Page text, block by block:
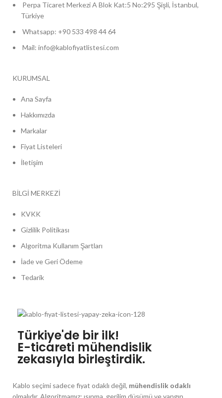
Perpa Ticaret Merkezi A Blok Kat:5 No:295 Şişli, İstanbul,
Türkiye
Whatsapp: +90 533 498 44 64
Mail: info@kablofiyatlistesi.com
KURUMSAL
Ana Sayfa
Hakkımızda
Markalar
Fiyat Listeleri
İletişim
BİLGİ MERKEZİ
KVKK
Gizlilik Politikası
Algoritma Kullanım Şartları
İade ve Geri Ödeme
Tedarik
Türkiye'de bir ilk!
E-ticareti mühendislik
zekasıyla birleştirdik.
Kablo seçimi sadece fiyat odaklı değil, mühendislik odaklı
olmalıdır. Algoritmamız; ısınma, gerilim düşümü ve yangın